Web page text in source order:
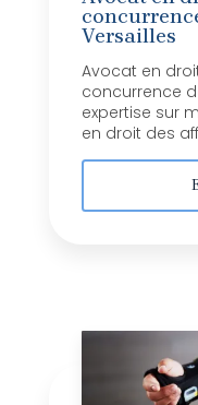
Versailles
Avocat en
concurrence
expertise sur
en droit des